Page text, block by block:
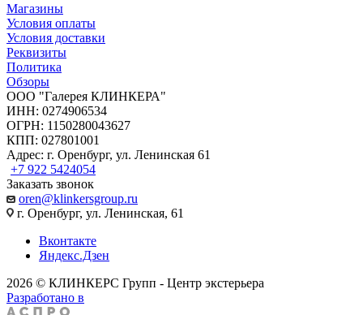
Магазины
Условия оплаты
Условия доставки
Реквизиты
Политика
Обзоры
ООО "Галерея КЛИНКЕРА"
ИНН: 0274906534
ОГРН: 1150280043627
КПП: 027801001
Адрес: г. Оренбург, ул. Ленинская 61
+7 922 5424054
Заказать звонок
oren@klinkersgroup.ru
г. Оренбург, ул. Ленинская, 61
Вконтакте
Яндекс.Дзен
2026 © КЛИНКЕРС Групп - Центр экстерьера
Разработано в